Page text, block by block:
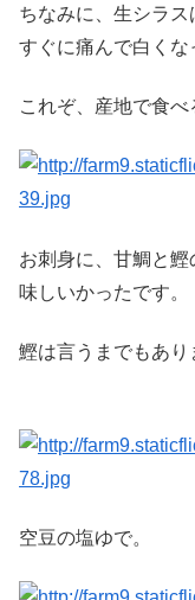
ちなみに、生シラス
すぐに痛んで白くな
これぞ、産地で食べ
お刺身に、甘鯛と
味しいかったです。
鰹は言うまでもあ
空豆の塩ゆで。